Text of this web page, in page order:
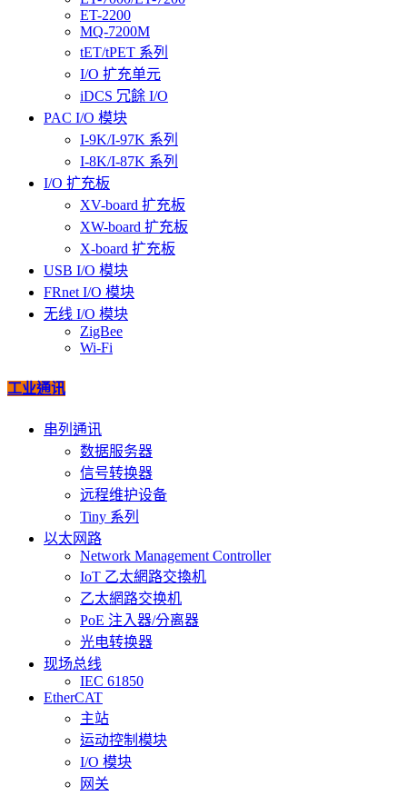
ET-2200
MQ-7200M
tET/tPET 系列
I/O 扩充单元
iDCS 冗餘 I/O
PAC I/O 模块
I-9K/I-97K 系列
I-8K/I-87K 系列
I/O 扩充板
XV-board 扩充板
XW-board 扩充板
X-board 扩充板
USB I/O 模块
FRnet I/O 模块
无线 I/O 模块
ZigBee
Wi-Fi
工业通讯
串列通讯
数据服务器
信号转换器
远程维护设备
Tiny 系列
以太网路
Network Management Controller
IoT 乙太網路交換机
乙太網路交换机
PoE 注入器/分离器
光电转换器
现场总线
IEC 61850
EtherCAT
主站
运动控制模块
I/O 模块
网关